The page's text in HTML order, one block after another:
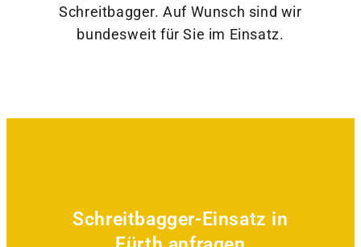
Schreitbagger. Auf Wunsch sind wir
bundesweit für Sie im Einsatz.
Schreitbagger-Einsatz in